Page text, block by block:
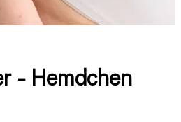
- Hemdchen